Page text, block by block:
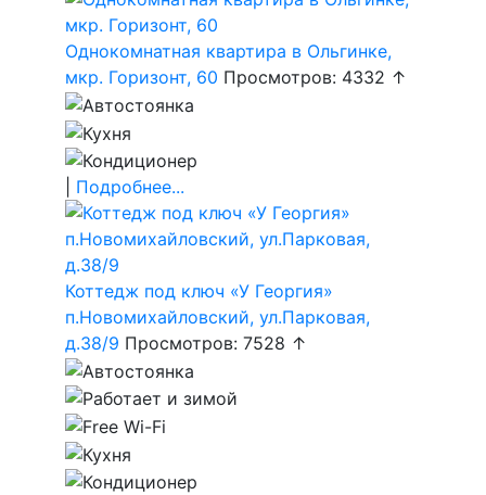
Однокомнатная квартира в Ольгинке,
мкр. Горизонт, 60 Просмотров: 4332 ↑
Подробнее...
Коттедж под ключ «У Георгия»
п.Новомихайловский, ул.Парковая,
д.38/9 Просмотров: 7528 ↑